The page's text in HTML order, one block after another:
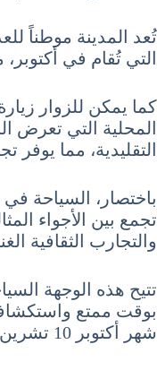
تُعد المدينة موطناً
التي تُقام في
كما يمكن للزوار
المحلية التي تعرض
التقليدية، مما يوفر
باختصار، السياحة
تجمع بين الأجواء
والتجارب الثقافية
تتيح هذه الوجهة
بوقت ممتع
شهر أكتوبر 10 تشرين الأول October بكل تفاصيلها.